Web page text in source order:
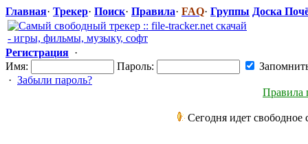
Главная· Трекер· Поиск· Правила· FAQ· Группы Доска
Регистрация ·
Имя:
Пароль:
· Забыли пароль?
Правила
Сегодня идет свободное